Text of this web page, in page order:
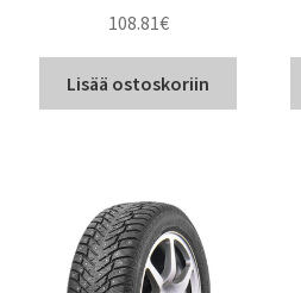
108.81€
Lisää ostoskoriin